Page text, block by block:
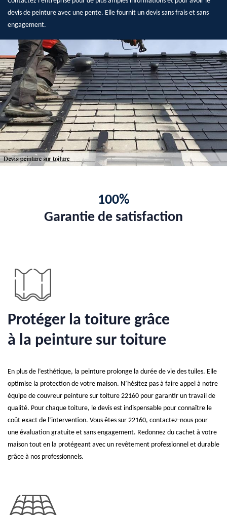
devis de peinture avec une pente. Elle fournit un devis sans frais et sans
engagement.
100%
Garantie de satisfaction
Protéger la toiture grâce
à la peinture sur toiture
En plus de l’esthétique, la peinture prolonge la durée de vie des tuiles. Elle
optimise la protection de votre maison. N’hésitez pas à faire appel à notre
équipe de couvreur peinture sur toiture 22160 pour garantir un travail de
qualité. Pour chaque toiture, le devis est indispensable pour connaître le
coût exact de l’intervention. Vous êtes sur 22160, contactez-nous pour
une évaluation gratuite et sans engagement. Redonnez du cachet à votre
maison tout en la protégeant avec un revêtement professionnel et durable
grâce à nos professionnels.